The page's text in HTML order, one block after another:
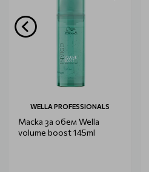
WELLA PROFESSIONALS
Маска за обем Wella
volume boost 145ml